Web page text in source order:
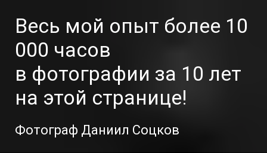
Весь мой опыт более 10
000 часов
в фотографии за 10 лет
на этой странице!
Фотограф Даниил Соцков